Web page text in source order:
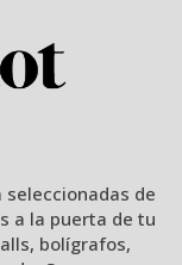
de
a la puerta de tu
bolígrafos,